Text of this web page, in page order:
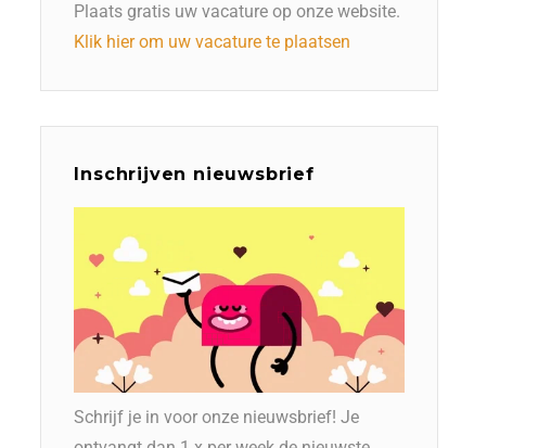
Plaats gratis uw vacature op onze website.
Klik hier om uw vacature te plaatsen
Inschrijven nieuwsbrief
Schrijf je in voor onze nieuwsbrief! Je